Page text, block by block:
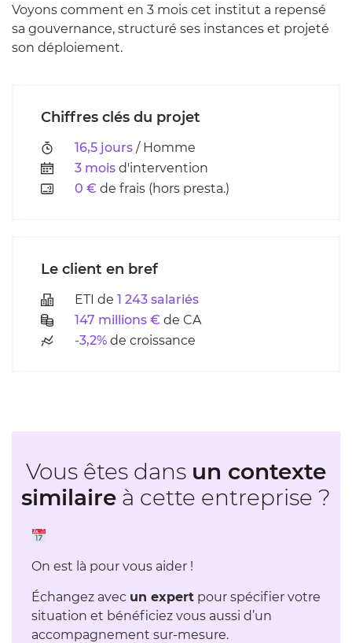
Voyons comment en 3 mois cet institut a repensé
sa gouvernance, structuré ses instances et projeté
son déploiement.
Chiffres clés du projet
16,5 jours / Homme
3 mois d'intervention
0 € de frais (hors presta.)
Le client en bref
ETI de 1 243 salariés
147 millions € de CA
-3,2% de croissance
Vous êtes dans un contexte
similaire à cette entreprise ?
On est là pour vous aider !
Échangez avec un expert pour spécifier votre
situation et bénéficiez vous aussi d’un
accompagnement sur-mesure.